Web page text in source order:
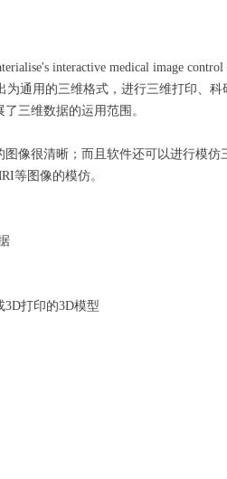
interactive medical image
通用的三维格式，进行三维打印、科
了三维数据的运用范围。
像很清晰；而且软件还可以进行模仿
等图像的模仿。
打印的3D模型